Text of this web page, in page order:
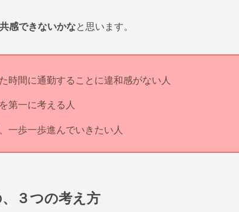
感できないかなと思います。
時間に通勤することに違和感がない人
第一に考える人
一歩一歩進んでいきたい人
３つの考え方